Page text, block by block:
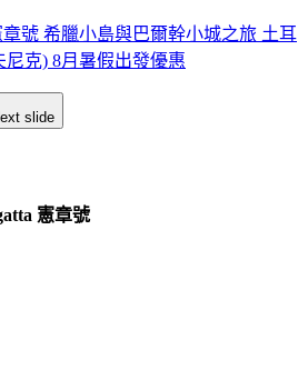
號 希臘小島與巴爾幹小城之旅 土耳
克) 8月暑假出發優惠
slide
憲章號